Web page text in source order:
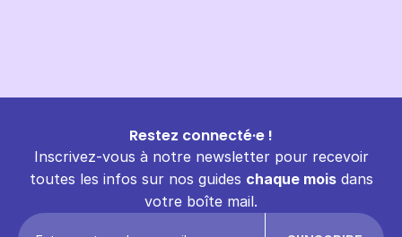
Restez connecté·e !
Inscrivez-vous à notre newsletter pour recevoir
toutes les infos sur nos guides chaque moisdans
votre boîte mail.